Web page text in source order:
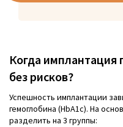
Когда имплантация
без рисков?
Успешность имплантации
гемоглобина (НbА1с). На
разделить на 3 группы: